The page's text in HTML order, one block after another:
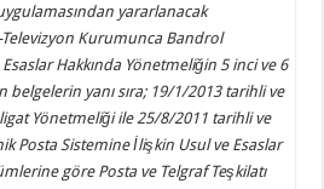
yararlanacak
Kurumunca Bandrol
Hakkında Yönetmeliğin 5 inci ve 6
yanı sıra; 19/1/2013 tarihli ve
Yönetmeliği ile 25/8/2011 tarihli ve
Posta Sistemine İlişkin Usul ve Esaslar
göre Posta ve Telgraf Teşkilatı